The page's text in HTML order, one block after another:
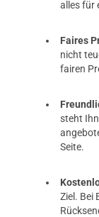
alles für
Faires
nicht
fairen
steht
Seite.
Ziel. Bei